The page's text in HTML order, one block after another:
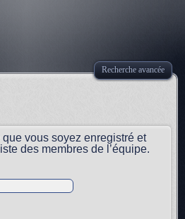
Recherche avancée
que vous soyez enregistré et
des membres de l’équipe.